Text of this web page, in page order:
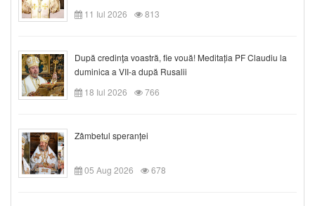
11 Iul 2026
813
După credinţa voastră, fie vouă! Meditația PF Claudiu la
duminica a VII-a după Rusalii
18 Iul 2026
766
Zâmbetul speranței
05 Aug 2026 678